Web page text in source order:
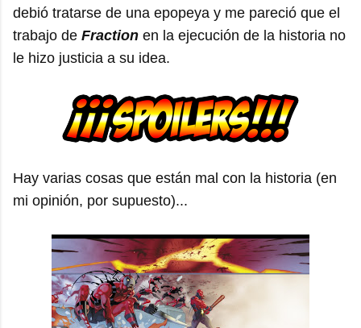
debió tratarse de una epopeya y me pareció que el
trabajo de Fraction en la ejecución de la historia no
le hizo justicia a su idea.
Hay varias cosas que están mal con la historia (en
mi opinión, por supuesto)...